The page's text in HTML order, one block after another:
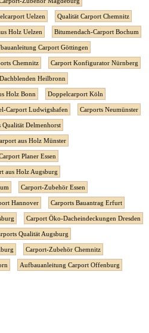
Uelzen Qualität Carport Chemnitz
Holz Uelzen Bitumendach-Carport Bochum
Carport Göttingen
Chemnitz Carport Konfigurator Nürnberg
Heilbronn
Holz Bonn Doppelcarport Köln
Carport Ludwigshafen Carports Neumünster
Qualität Delmenhorst
aus Holz Münster
Planer Essen
aus Holz Augsburg
Carport-Zubehör Essen
Hannover Carports Bauantrag Erfurt
Carport Öko-Dacheindeckungen Dresden
Qualität Augsburg
Carport-Zubehör Chemnitz
Aufbauanleitung Carport Offenburg